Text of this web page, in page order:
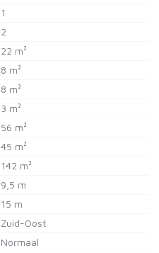
1
2
22 m²
8 m²
8 m²
3 m²
56 m²
45 m²
142 m²
9,5 m
15 m
Zuid-Oost
Normaal